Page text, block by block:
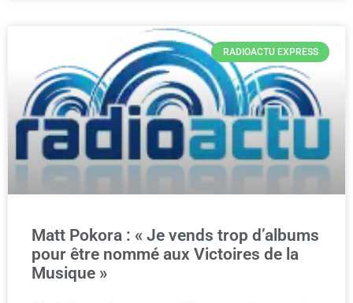
RADIOACTU EXPRESS
Matt Pokora : « Je vends trop d’albums
pour être nommé aux Victoires de la
Musique »